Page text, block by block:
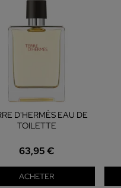
D'HERMÈS EAU DE
TOILETTE
63,95 €
ACHETER